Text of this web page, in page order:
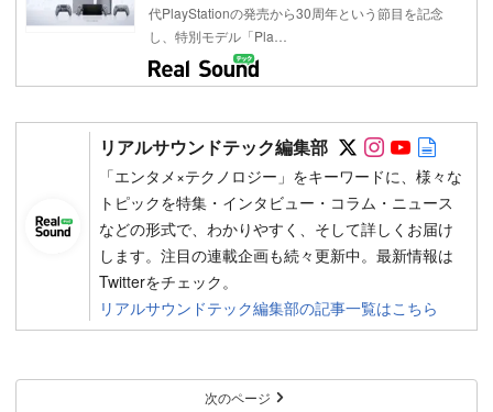
代PlayStationの発売から30周年という節目を記念
し、特別モデル「Pla…
リアルサウンドテック編集部 Follow on
Follow on
Follow
「エンタメ×テクノロジー」をキーワードに、様々な
トピックを特集・インタビュー・コラム・ニュース
などの形式で、わかりやすく、そして詳しくお届け
します。注目の連載企画も続々更新中。最新情報は
Twitterをチェック。
リアルサウンドテック編集部の記事一覧はこちら
次のページ